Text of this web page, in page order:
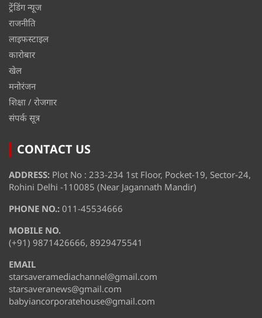
ट्रेंडिंग न्यूज
राजनीति
लाइफस्टाइल
कारोबार
खेल
मनोरंजन
शिक्षा / रोजगार
संपर्क सूत्र
CONTACT US
ADDRESS: Plot No : 233-234 1st Floor, Pocket-19, Sector-24,
Rohini Delhi -110085 (Near Jagannath Mandir)
PHONE NO.: 011-45534666
MOBILE NO.
(+91) 9871426666, 8929475541
EMAIL
starsaveramediachannel@gmail.com
starsaveranews@gmail.com
babyiancorporatehouse@gmail.com